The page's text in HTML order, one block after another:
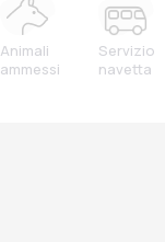
Animali
ammessi
Servizio
navetta